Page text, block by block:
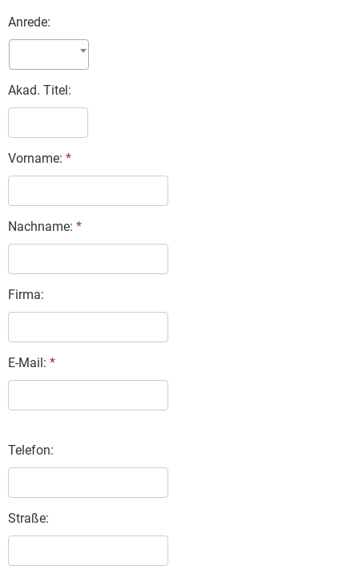
Anrede:
Akad. Titel:
Vorname: *
Nachname: *
Firma:
E-Mail: *
Telefon:
Straße: